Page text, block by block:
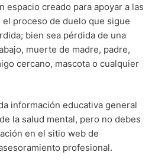
espacio creado para apoyar a las
proceso de duelo que sigue
bien sea pérdida de una
muerte de madre, padre,
cercano, mascota o cualquier
información educativa general
la salud mental, pero no debes
en el sitio web de
profesional.